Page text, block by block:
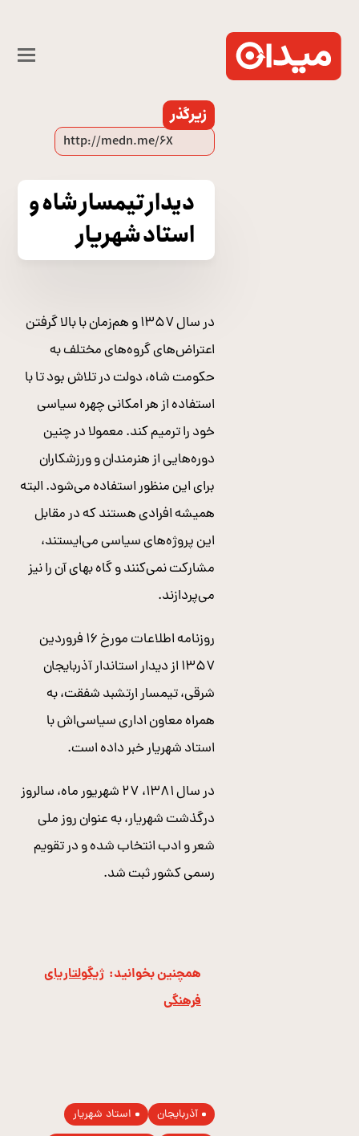
زیرگذر
دیدار تیمسار شاه و
استاد شهریار
در سال ۱۳۵۷ و هم‌زمان با بالا گرفتن
اعتراض‌های گروه‌های مختلف به
حکومت شاه، دولت در تلاش بود تا با
استفاده از هر امکانی چهره سیاسی
خود را ترمیم کند. معمولا در چنین
دوره‌هایی از هنرمندان و ورزشکاران
برای این منظور استفاده می‌شود. البته
همیشه افرادی هستند که در مقابل
این پروژه‌های سیاسی می‌ایستند،
مشارکت نمی‌کنند و گاه بهای آن را نیز
می‌پردازند.
روزنامه اطلاعات مورخ ۱۶ فروردین
۱۳۵۷ از دیدار استاندار آذربایجان
شرقی، تیمسار ارتشبد شفقت، به
همراه معاون اداری سیاسی‌اش با
استاد شهریار خبر داده است.
در سال ۱۳۸۱، ۲۷ شهریور ماه، سالروز
درگذشت شهریار، به عنوان روز ملی
شعر و ادب انتخاب شده و در تقویم
رسمی کشور ثبت شد.
همچنین بخوانید: ژيگولتاريای
فرهنگی
آذربایجان
استاد شهریار